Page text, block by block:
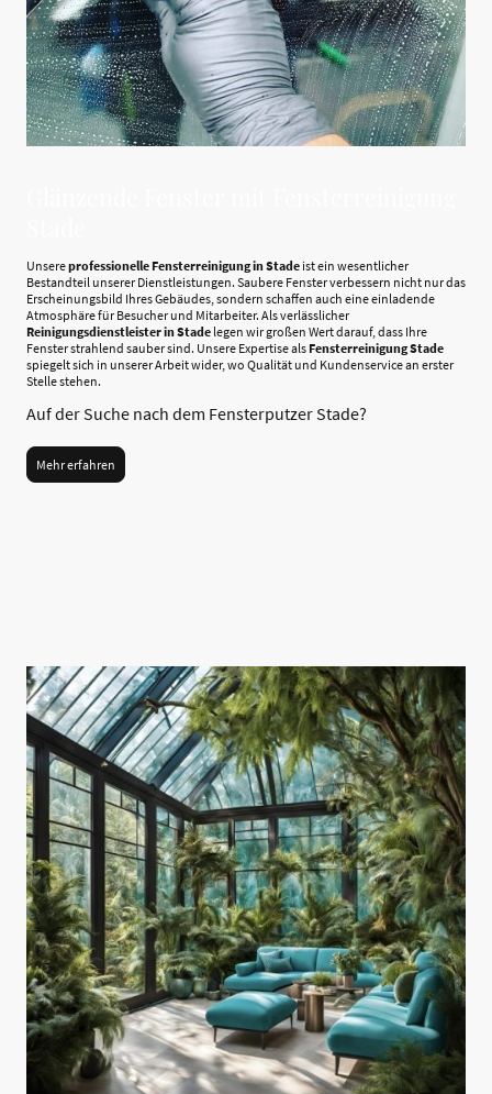
Unsereprofessionelle Fensterreinigung in Stade ist ein wesentlicher
Bestandteil unserer Dienstleistungen. Saubere Fenster verbessern nicht nur das
Erscheinungsbild Ihres Gebäudes, sondern schaffen auch eine einladende
Atmosphäre für Besucher und Mitarbeiter. Als verlässlicher
Reinigungsdienstleister in Stade legen wir großen Wert darauf, dass Ihre
Fenster strahlend sauber sind. Unsere Expertise als Fensterreinigung Stade
spiegelt sich in unserer Arbeit wider, wo Qualität und Kundenservice an erster
Stelle stehen.
Auf der Suche nach dem Fensterputzer Stade?
Mehr erfahren